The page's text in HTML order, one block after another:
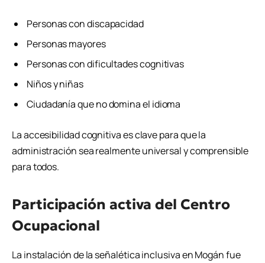
Personas con discapacidad
Personas mayores
Personas con dificultades cognitivas
Niños y niñas
Ciudadanía que no domina el idioma
La accesibilidad cognitiva es clave para que la
administración sea realmente universal y comprensible
para todos.
Participación activa del Centro
Ocupacional
La instalación de la señalética inclusiva en Mogán fue